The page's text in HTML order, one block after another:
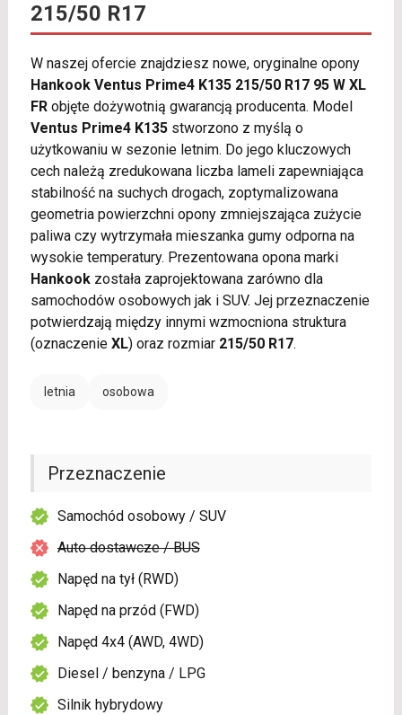
215/50 R17
W naszej ofercie znajdziesz nowe, oryginalne opony
Hankook Ventus Prime4 K135 215/50 R17 95 W XL
FRobjęte dożywotnią gwarancją producenta. Model
Ventus Prime4 K135stworzono z myślą o
użytkowaniu w sezonie letnim. Do jego kluczowych
cech należą zredukowana liczba lameli zapewniająca
stabilność na suchych drogach, zoptymalizowana
geometria powierzchni opony zmniejszająca zużycie
paliwa czy wytrzymała mieszanka gumy odporna na
wysokie temperatury. Prezentowana opona marki
Hankookzostała zaprojektowana zarówno dla
samochodów osobowych jak i SUV. Jej przeznaczenie
potwierdzają między innymi wzmocniona struktura
(oznaczenie XL) oraz rozmiar 215/50 R17.
letnia osobowa
Przeznaczenie
Samochód osobowy / SUV
Auto dostawcze / BUS
Napęd na tył (RWD)
Napęd na przód (FWD)
Napęd 4x4 (AWD, 4WD)
Diesel / benzyna / LPG
Silnik hybrydowy